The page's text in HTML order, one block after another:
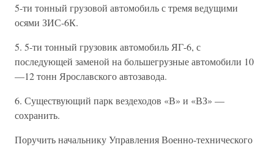
5-ти тонный грузовой автомобиль с тремя ведущими
осями ЗИС-6К.
5. 5-ти тонный грузовик автомобиль ЯГ-6, с
последующей заменой на большегрузные автомобили 10
—12 тонн Ярославского автозавода.
6. Существующий парк вездеходов «В» и «ВЗ» —
сохранить.
Поручить начальнику Управления Военно-технического